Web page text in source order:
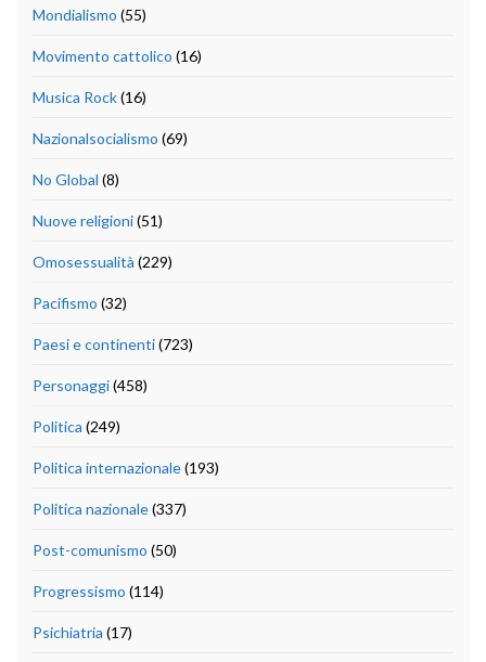
Mondialismo (55)
Movimento cattolico (16)
Musica Rock(16)
Nazionalsocialismo (69)
No Global (8)
Nuove religioni(51)
Omosessualità (229)
Pacifismo (32)
Paesi e continenti(723)
Personaggi(458)
Politica (249)
Politica internazionale(193)
Politica nazionale(337)
Post-comunismo (50)
Progressismo (114)
Psichiatria (17)